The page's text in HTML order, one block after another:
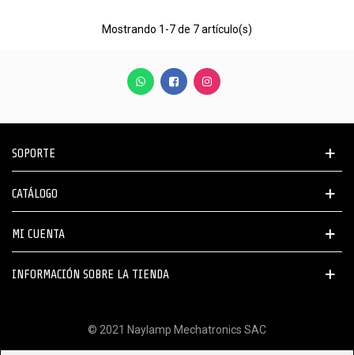
Mostrando 1 -7 de 7 artículo(s)
SOPORTE
CATÁLOGO
MI CUENTA
INFORMACIÓN SOBRE LA TIENDA
© 2021 Naylamp Mechatronics SAC